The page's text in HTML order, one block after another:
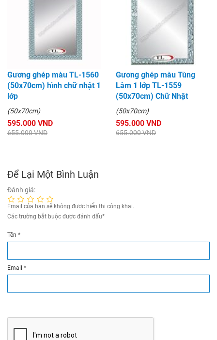
Gương ghép màu TL-1560
(50x70cm) hình chữ nhật 1
lớp
(50x70cm)
595.000 VND
655.000 VND
Gương ghép màu Tùng
Lâm 1 lớp TL-1559
(50x70cm) Chữ Nhật
(50x70cm)
595.000 VND
655.000 VND
Để Lại Một Bình Luận
Đánh giá:
Email của bạn sẽ không được hiển thị công khai.
Các trường bắt buộc được đánh dấu*
Tên *
Email *